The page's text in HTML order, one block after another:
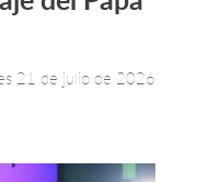
21 de julio de 2026